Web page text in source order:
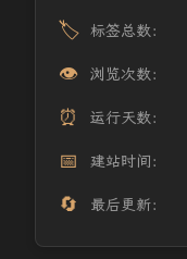
🏷️ 标签总数：
👁️ 浏览次数：
⏰ 运行天数：
📅 建站时间：
🔄 最后更新：